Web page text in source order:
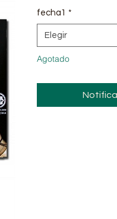
fecha1 *
Elegir
Agotado